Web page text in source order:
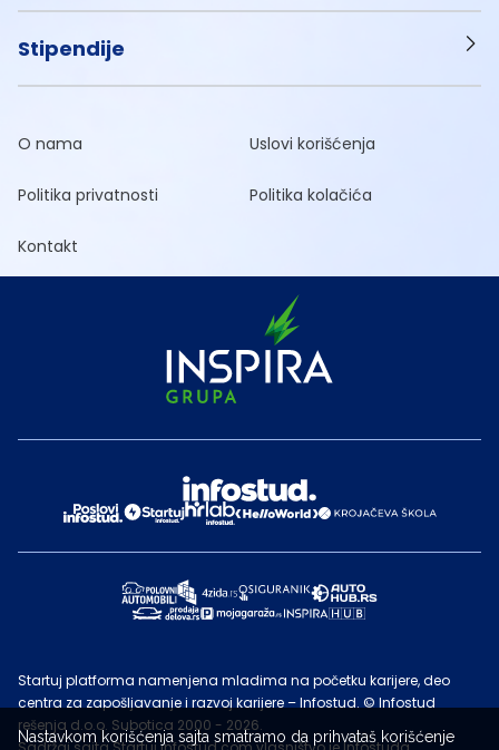
Stipendije
O nama Uslovi korišćenja
Politika privatnosti Politika kolačića
Kontakt
Startuj platforma namenjena mladima na početku karijere, deo
centra za zapošljavanje i razvoj karijere – Infostud. © Infostud
rešenja d.o.o. Subotica 2000 - 2026.
Nastavkom korišćenja sajta smatramo da prihvataš korišćenje